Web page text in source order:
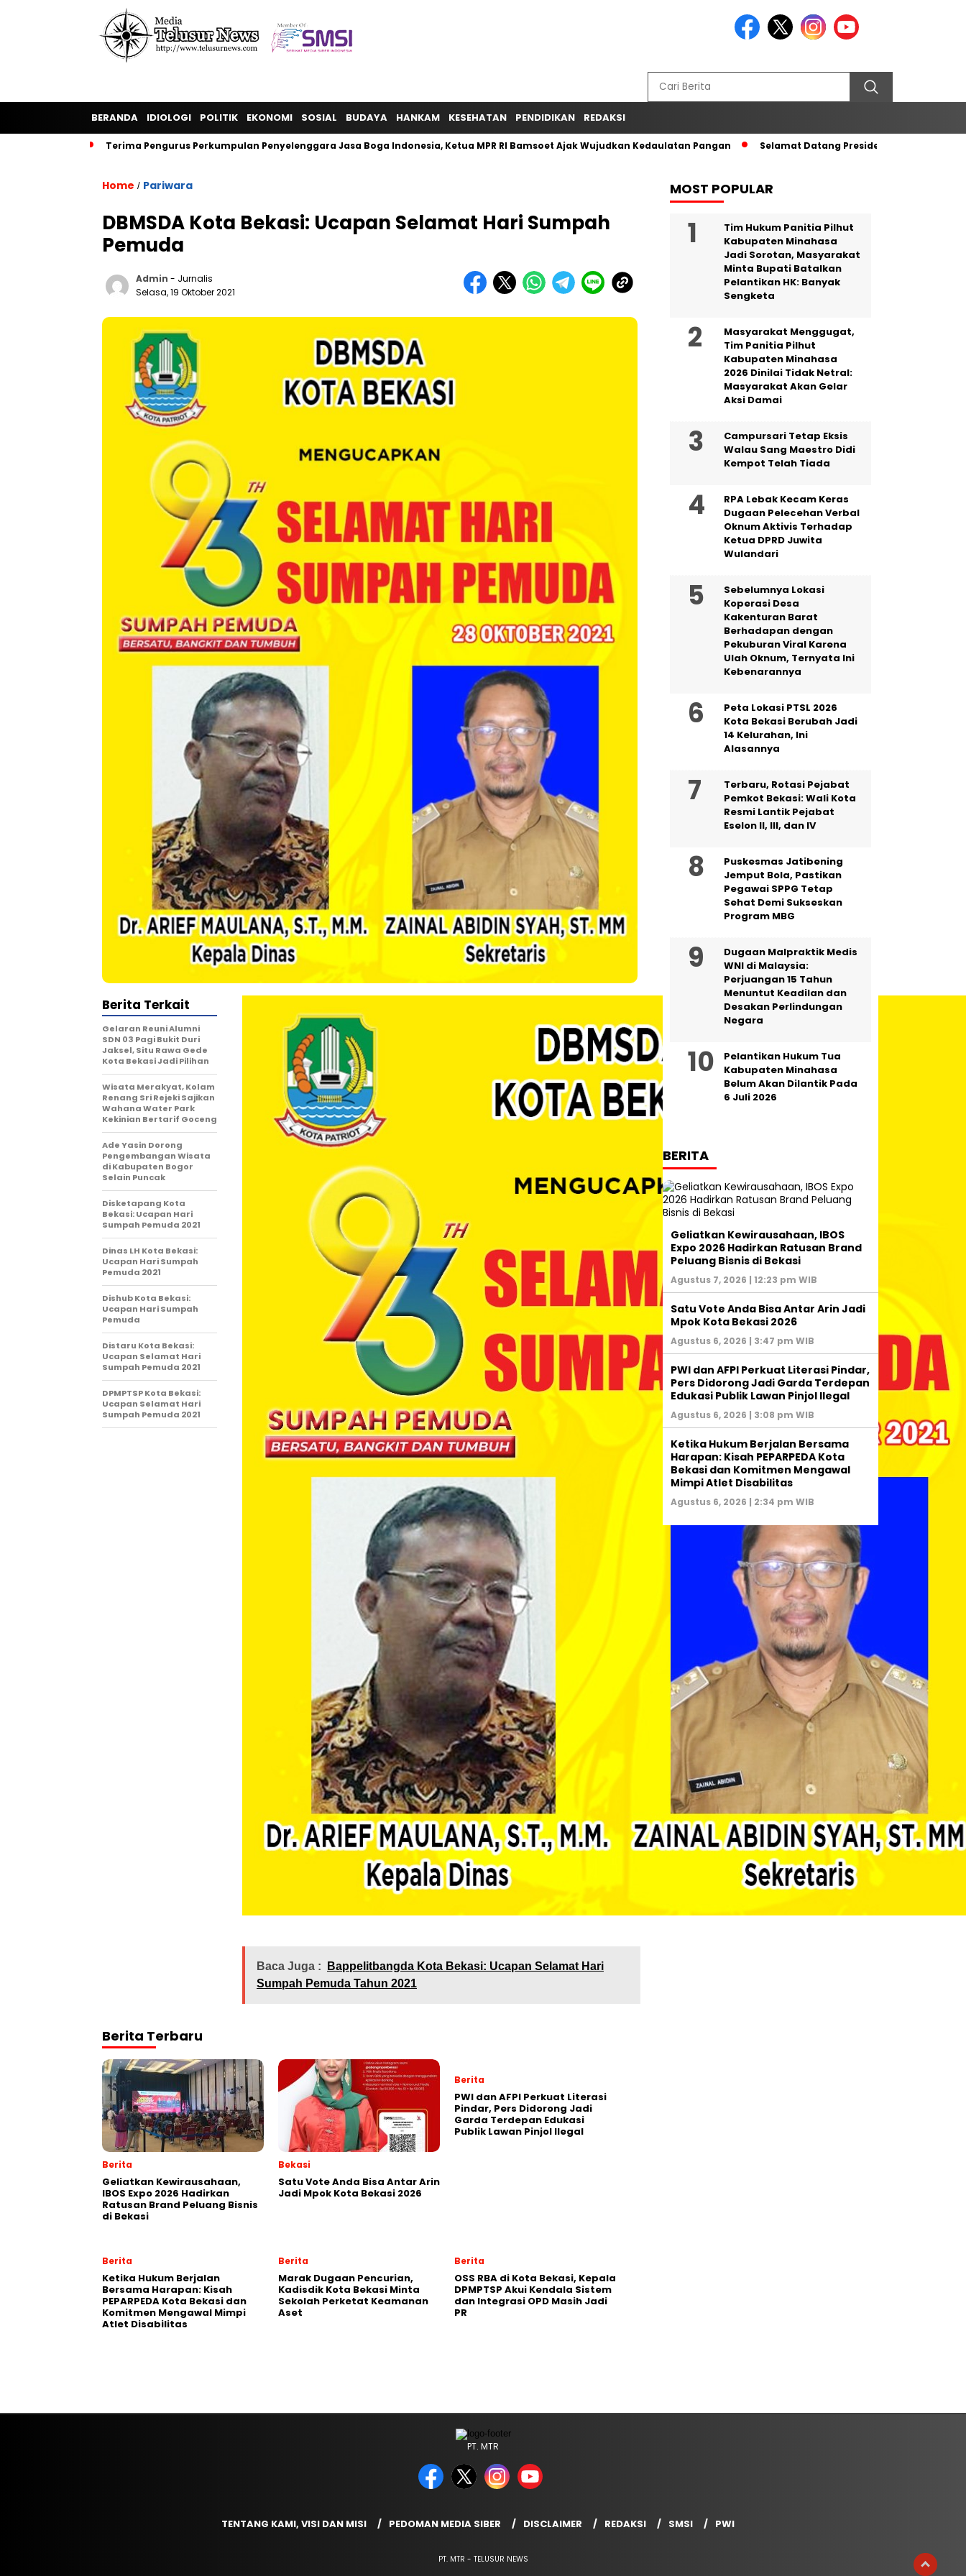
BERANDA IDIOLOGI POLITIK EKONOMI SOSIAL BUDAYA HANKAM KESEHATAN PENDIDIKAN REDAKSI
Terima Pengurus Perkumpulan Penyelenggara Jasa Boga Indonesia, Ketua MPR RI Bamsoet Ajak Wujudkan Kedaulatan Pangan Selamat Datang Presiden RI di Tanah
Home / Pariwara
DBMSDA Kota Bekasi: Ucapan Selamat Hari Sumpah
Pemuda
Admin - Jurnalis
Selasa, 19 Oktober 2021
Baca Juga :
Bappelitbangda Kota Bekasi: Ucapan Selamat Hari
Sumpah Pemuda Tahun 2021
Berita Terkait
Gelaran Reuni Alumni
SDN 03 Pagi Bukit Duri
Jaksel, Situ Rawa Gede
Kota Bekasi Jadi Pilihan
Wisata Merakyat, Kolam
Renang Sri Rejeki Sajikan
Wahana Water Park
Kekinian Bertarif Goceng
Ade Yasin Dorong
Pengembangan Wisata
di Kabupaten Bogor
Selain Puncak
Disketapang Kota
Bekasi: Ucapan Hari
Sumpah Pemuda 2021
Dinas LH Kota Bekasi:
Ucapan Hari Sumpah
Pemuda 2021
Dishub Kota Bekasi:
Ucapan Hari Sumpah
Pemuda
Distaru Kota Bekasi:
Ucapan Selamat Hari
Sumpah Pemuda 2021
DPMPTSP Kota Bekasi:
Ucapan Selamat Hari
Sumpah Pemuda 2021
Berita Terbaru
Berita
‎Geliatkan Kewirausahaan,
IBOS Expo 2026 Hadirkan
Ratusan Brand Peluang Bisnis
di Bekasi
Bekasi
Satu Vote Anda Bisa Antar Arin
Jadi Mpok Kota Bekasi 2026
Berita
PWI dan AFPI Perkuat Literasi
Pindar, Pers Didorong Jadi
Garda Terdepan Edukasi
Publik Lawan Pinjol Ilegal
Berita
Ketika Hukum Berjalan
Bersama Harapan: Kisah
PEPARPEDA Kota Bekasi dan
Komitmen Mengawal Mimpi
Atlet Disabilitas
Berita
‎Marak Dugaan Pencurian,
Kadisdik Kota Bekasi Minta
Sekolah Perketat Keamanan
Aset
Berita
‎OSS RBA di Kota Bekasi, Kepala
DPMPTSP Akui Kendala Sistem
dan Integrasi OPD Masih Jadi
PR
MOST POPULAR
Tim Hukum Panitia Pilhut
Kabupaten Minahasa
Jadi Sorotan, Masyarakat
Minta Bupati Batalkan
Pelantikan HK: Banyak
Sengketa
Masyarakat Menggugat,
Tim Panitia Pilhut
Kabupaten Minahasa
2026 Dinilai Tidak Netral:
Masyarakat Akan Gelar
Aksi Damai
Campursari Tetap Eksis
Walau Sang Maestro Didi
Kempot Telah Tiada
RPA Lebak Kecam Keras
Dugaan Pelecehan Verbal
Oknum Aktivis Terhadap
Ketua DPRD Juwita
Wulandari
Sebelumnya Lokasi
Koperasi Desa
Kakenturan Barat
Berhadapan dengan
Pekuburan Viral Karena
Ulah Oknum, Ternyata Ini
Kebenarannya
Peta Lokasi PTSL 2026
Kota Bekasi Berubah Jadi
14 Kelurahan, Ini
Alasannya
‎Terbaru, Rotasi Pejabat
Pemkot Bekasi: Wali Kota
Resmi Lantik Pejabat
Eselon II, III, dan IV ‎
Puskesmas Jatibening
Jemput Bola, Pastikan
Pegawai SPPG Tetap
Sehat Demi Sukseskan
Program MBG
‎Dugaan Malpraktik Medis
WNI di Malaysia:
Perjuangan 15 Tahun
Menuntut Keadilan dan
Desakan Perlindungan
Negara
Pelantikan Hukum Tua
Kabupaten Minahasa
Belum Akan Dilantik Pada
6 Juli 2026
BERITA
‎Geliatkan Kewirausahaan, IBOS
Expo 2026 Hadirkan Ratusan Brand
Peluang Bisnis di Bekasi
Agustus 7, 2026 | 12:23 pm WIB
Satu Vote Anda Bisa Antar Arin Jadi
Mpok Kota Bekasi 2026
Agustus 6, 2026 | 3:47 pm WIB
PWI dan AFPI Perkuat Literasi Pindar,
Pers Didorong Jadi Garda Terdepan
Edukasi Publik Lawan Pinjol Ilegal
Agustus 6, 2026 | 3:08 pm WIB
Ketika Hukum Berjalan Bersama
Harapan: Kisah PEPARPEDA Kota
Bekasi dan Komitmen Mengawal
Mimpi Atlet Disabilitas
Agustus 6, 2026 | 2:34 pm WIB
PT. MTR
TENTANG KAMI, VISI DAN MISI PEDOMAN MEDIA SIBER DISCLAIMER REDAKSI SMSI PWI
PT. MTR - TELUSUR NEWS